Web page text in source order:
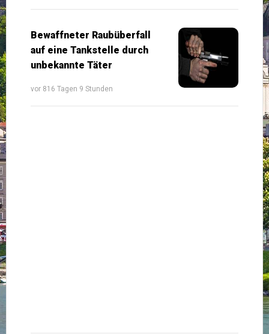
Bewaffneter Raubüberfall
auf eine Tankstelle durch
unbekannte Täter
vor 816 Tagen 9 Stunden